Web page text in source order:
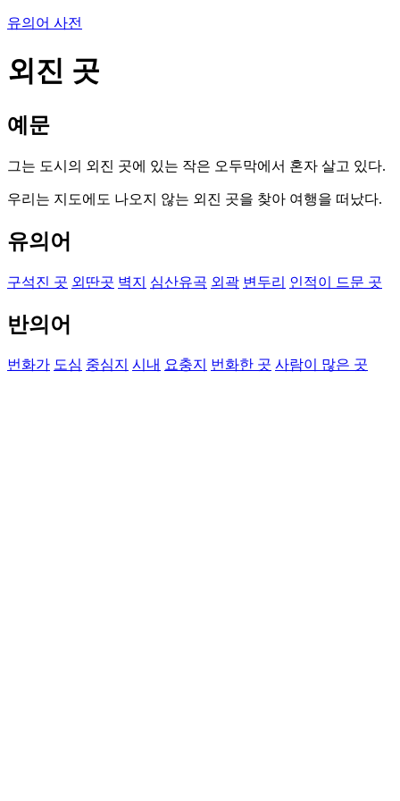
유의어 사전
외진 곳
예문
그는 도시의 외진 곳에 있는 작은 오두막에서 혼자 살고 있다.
우리는 지도에도 나오지 않는 외진 곳을 찾아 여행을 떠났다.
유의어
구석진 곳 외딴곳 벽지 심산유곡 외곽 변두리 인적이 드문 곳
반의어
번화가 도심 중심지 시내 요충지 번화한 곳 사람이 많은 곳